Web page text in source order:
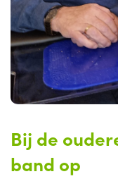
Bij de
band op